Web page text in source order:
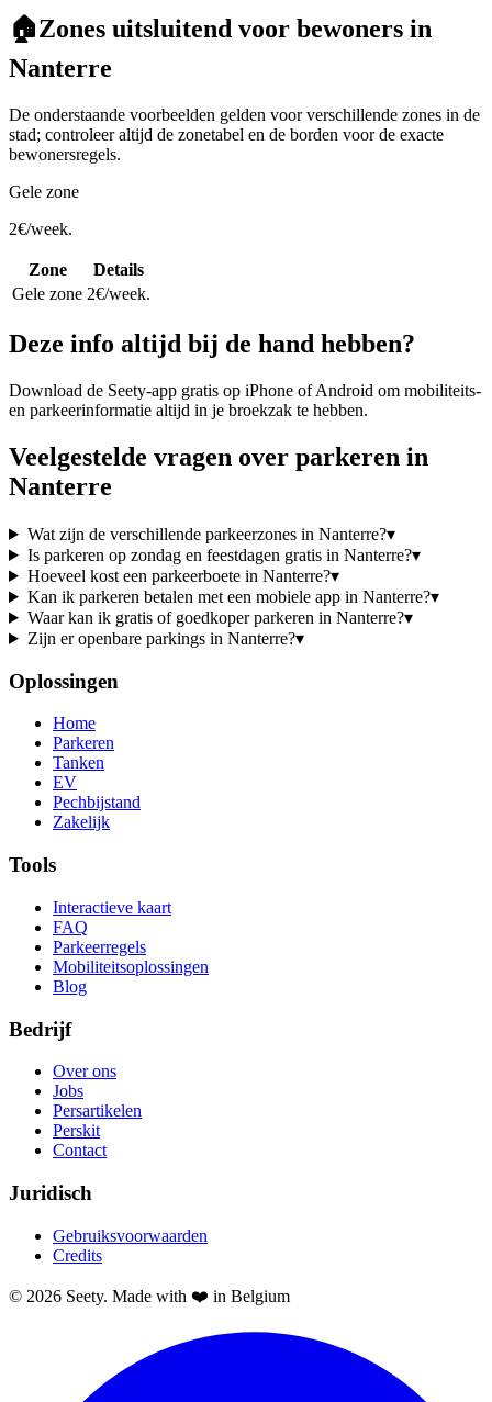
🏠Zones uitsluitend voor bewoners in
Nanterre
De onderstaande voorbeelden gelden voor verschillende zones in de
stad; controleer altijd de zonetabel en de borden voor de exacte
bewonersregels.
Gele zone
2€/week.
Zone
Details
Gele zone 2€/week.
Deze info altijd bij de hand hebben?
Download de Seety-app gratis op iPhone of Android om mobiliteits-
en parkeerinformatie altijd in je broekzak te hebben.
Veelgestelde vragen over parkeren in
Nanterre
Wat zijn de verschillende parkeerzones in Nanterre?▾
Is parkeren op zondag en feestdagen gratis in Nanterre?▾
Hoeveel kost een parkeerboete in Nanterre?▾
Kan ik parkeren betalen met een mobiele app in Nanterre?▾
Waar kan ik gratis of goedkoper parkeren in Nanterre?▾
Zijn er openbare parkings in Nanterre?▾
Oplossingen
Home
Parkeren
Tanken
EV
Pechbijstand
Zakelijk
Tools
Interactieve kaart
FAQ
Parkeerregels
Mobiliteitsoplossingen
Blog
Bedrijf
Over ons
Jobs
Persartikelen
Perskit
Contact
Juridisch
Gebruiksvoorwaarden
Credits
© 2026 Seety. Made with ❤️ in Belgium